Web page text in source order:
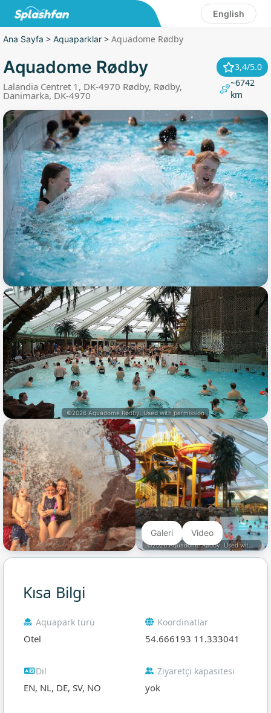
English
Ana Sayfa > Aquaparklar > Aquadome Rødby
Aquadome Rødby
Lalandia Centret 1, DK-4970 Rødby, Rødby,
Danimarka, DK-4970
3,4/5.0
~6742
km
©2026 Aquadome Rødby. Used with permission
©2026 Aquadome Rødby. Used with permission
Galeri Video
Kısa Bilgi
Aquapark türü
Otel
Koordinatlar
54.666193 11.333041
Dil
EN, NL, DE, SV, NO
Ziyaretçi kapasitesi
yok